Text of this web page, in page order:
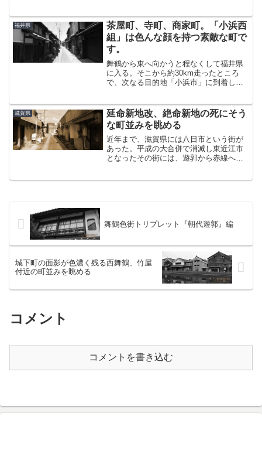
望む。前回書いたコーナン（当時は家電
量販店のジョーシン）が見...
福井県
茶屋町、寺町、商家町。「小浜西
組」は色んな顔を持つ素敵な町で
す。
舞鶴から東へ向かうと程なくして福井県
に入る。そこから約30km走ったところ
で、次なる目的地「小浜市」に到着し
いのでちょっと小浜について勉強するこ
とにした。小浜は若狭国の...
滋賀県
延命新地改、絶命新地の死にそう
な町並みを眺める
近年まで、滋賀県には八日市という街が
あった。平成の大合併で消滅し東近江市
となったその街には、遊郭から赤線へと
舞鶴色街トリプレット『朝代遊郭』編
城下町の面影が色濃く残る西舞鶴、竹屋
付近の町並みを眺める
コメント
コメントを書き込む